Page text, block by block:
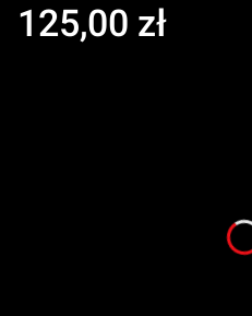
Cena
125,00 zł